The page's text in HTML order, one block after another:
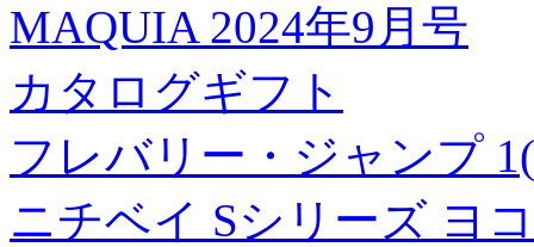
MAQUIA 2024年9月号
カタログギフト
フレバリー・ジャンプ
ニチベイ Sシリーズ ヨ